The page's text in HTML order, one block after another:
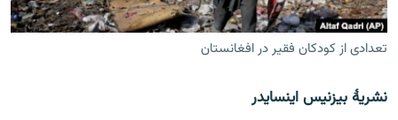
به ما بپیوندید
تعدادی از کودکان فقیر در افغانستان
نشریۀ بیزنیس اینسایدر